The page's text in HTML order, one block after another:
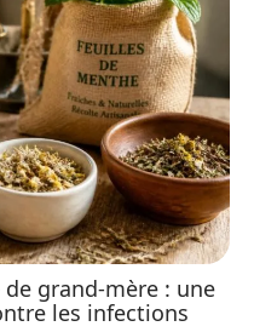
grand-mère : une
les infections